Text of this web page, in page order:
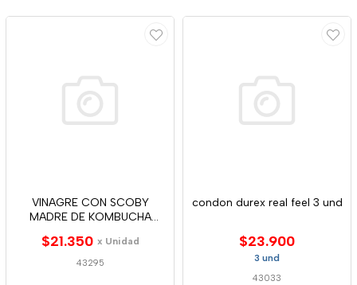
VINAGRE CON SCOBY
MADRE DE KOMBUCHA
$21.350 x Unidad
43295
condon durex real feel 3 und
$23.900
3 und
43033